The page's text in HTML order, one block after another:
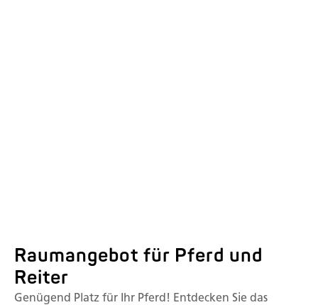
Raumangebot für Pferd und
Reiter
Genügend Platz für Ihr Pferd! Entdecken Sie das